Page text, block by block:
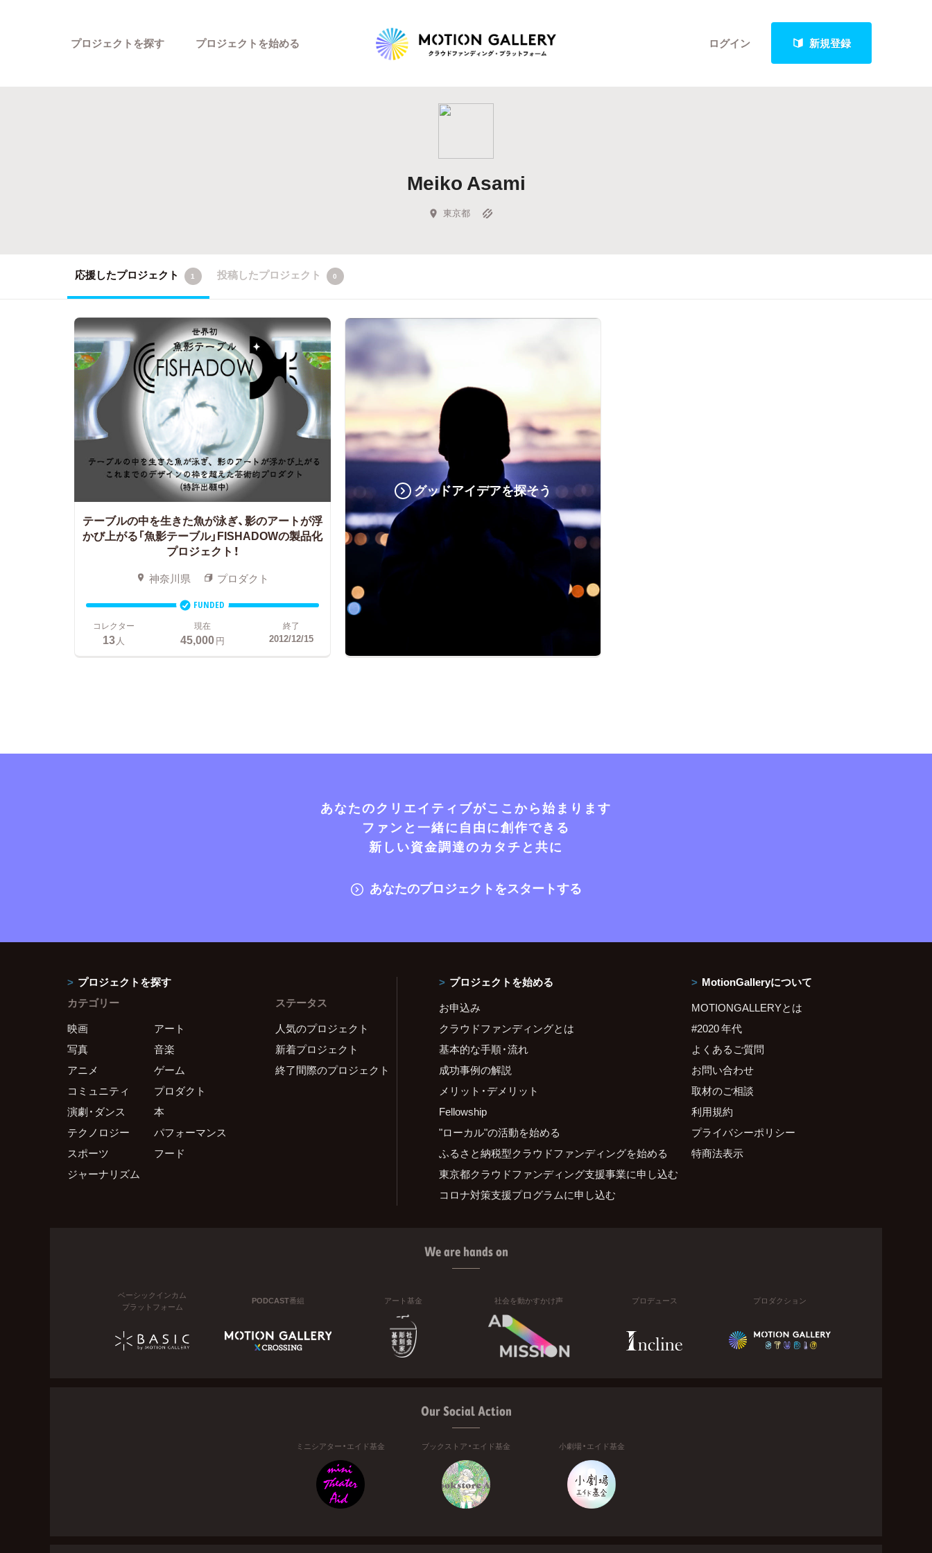
ログイン 新規登録
プロジェクトを探す
Highlight
Feature
キュレーターから探す
プロジェクトを始める
Meiko Asami
東京都
応援したプロジェクト 1 投稿したプロジェクト 0
テーブルの中を生きた魚が泳ぎ、影のアートが浮
かび上がる「魚影テーブル」FISHADOWの製品化
プロジェクト！
神奈川県 プロダクト
FUNDED
コレクター
13人
現在
45,000円
終了
2012/12/15
グッドアイデアを探そう
あなたのクリエイティブがここから始まります
ファンと一緒に自由に創作できる
新しい資金調達のカタチと共に
あなたのプロジェクトをスタートする
プロジェクトを探す
カテゴリー
映画
アート
写真
音楽
アニメ
ゲーム
コミュニティ
プロダクト
演劇・ダンス
本
テクノロジー
パフォーマンス
スポーツ
フード
ジャーナリズム
ステータス
人気のプロジェクト
新着プロジェクト
終了間際のプロジェクト
プロジェクトを始める
お申込み
クラウドファンディングとは
基本的な手順・流れ
成功事例の解説
メリット・デメリット
Fellowship
"ローカル"の活動を始める
ふるさと納税型クラウドファンディングを始める
東京都クラウドファンディング支援事業に申し込む
コロナ対策支援プログラムに申し込む
MotionGalleryについて
MOTIONGALLERYとは
#2020 年代
よくあるご質問
お問い合わせ
取材のご相談
利用規約
プライバシーポリシー
特商法表示
We are hands on
ベーシックインカム
プラットフォーム
PODCAST番組 アート基金 社会を動かすかけ声 プロデュース プロダクション
Our Social Action
ミニシアター・エイド基金 ブックストア・エイド基金 小劇場・エイド基金